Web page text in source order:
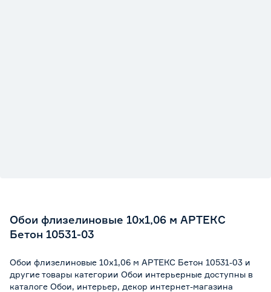
Обои флизелиновые 10х1,06 м АРТЕКС
Бетон 10531-03
Обои флизелиновые 10х1,06 м АРТЕКС Бетон 10531-03 и
другие товары категории Обои интерьерные доступны в
каталоге Обои, интерьер, декор интернет-магазина